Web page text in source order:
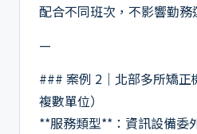
配合不同班次，不影響勤務
—
### 案例 2｜北部多所矯正
複數單位）
**服務類型**：資訊設備委